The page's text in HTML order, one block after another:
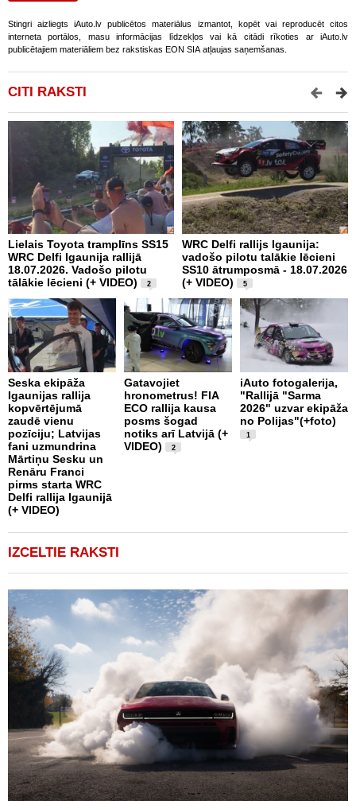
Stingri aizliegts iAuto.lv publicētos materiālus izmantot, kopēt vai reproducēt citos
interneta portālos, masu informācijas līdzekļos vai kā citādi rīkoties ar iAuto.lv
publicētajiem materiāliem bez rakstiskas EON SIA atļaujas saņemšanas.
CITI RAKSTI
Lielais Toyota tramplīns SS15
WRC Delfi Igaunija rallijā
18.07.2026. Vadošo pilotu
tālākie lēcieni (+ VIDEO)
2
WRC Delfi rallijs Igaunija:
vadošo pilotu talākie lēcieni
SS10 ātrumposmā - 18.07.2026
(+ VIDEO)
5
Seska ekipāža
Igaunijas rallija
kopvērtējumā
zaudē vienu
pozīciju; Latvijas
fani uzmundrina
Mārtiņu Sesku un
Renāru Franci
pirms starta WRC
Delfi rallija Igaunijā
(+ VIDEO)
Gatavojiet
hronometrus! FIA
ECO rallija kausa
posms šogad
notiks arī Latvijā (+
VIDEO)
2
iAuto fotogalerija,
"Rallijā "Sarma
2026" uzvar ekipāža
no Polijas"(+foto)
1
IZCELTIE RAKSTI